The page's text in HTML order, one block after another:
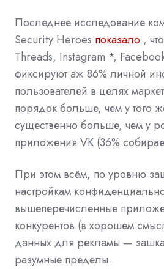
Последнее исследование
Security Heroes показало ,
Threads, Instagram *,
фиксируют аж 86% личной
пользователей в целях
порядок больше, чем у того
существенно больше, чем у
приложения VK (36%
При этом всём, по уровню
настройкам
вышеперечисленные
конкурентов (в хорошем
данных для рекламы —
разумные пределы.